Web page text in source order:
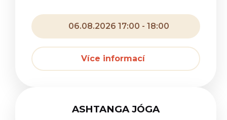
06.08.2026 17:00 - 18:00
Více informací
ASHTANGA JÓGA